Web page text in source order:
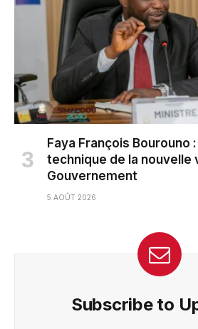
Faya François Bourouno
technique de la nouvelle
Gouvernement
5 AOÛT 2026
Subscribe to